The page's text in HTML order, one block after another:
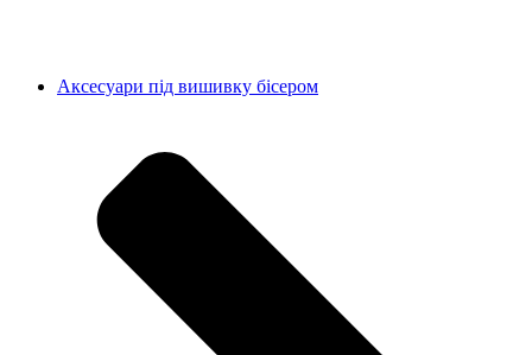
Аксесуари під вишивку бісером